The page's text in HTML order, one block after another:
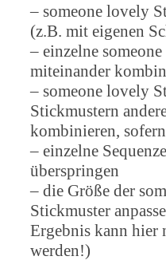
– someone lovely
(z.B. mit eigenen
– einzelne
miteinander
– someone lovely
Stickmustern
kombinieren,
– einzelne
überspringen
– die Größe der
Stickmuster
Ergebnis kann hier
werden!)